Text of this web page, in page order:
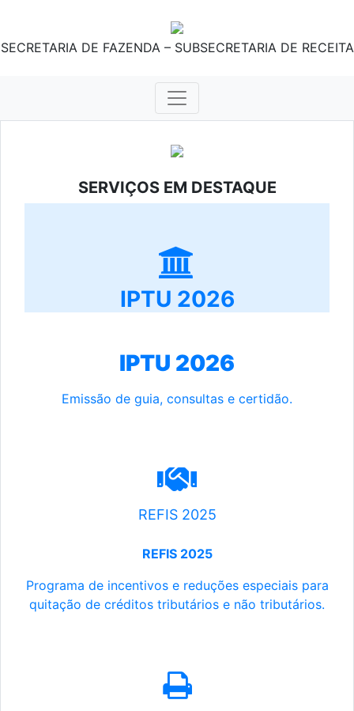
SECRETARIA DE FAZENDA – SUBSECRETARIA DE RECEITA
SERVIÇOS EM DESTAQUE
IPTU 2026
IPTU 2026
Emissão de guia, consultas e certidão.
REFIS 2025
REFIS 2025
Programa de incentivos e reduções especiais para
quitação de créditos tributários e não tributários.